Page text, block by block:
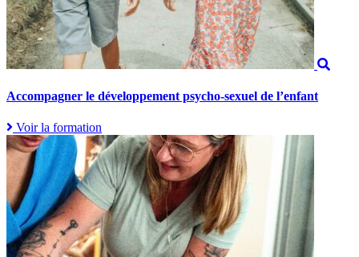
Accompagner le développement psycho-sexuel de l’enfant
Voir la formation